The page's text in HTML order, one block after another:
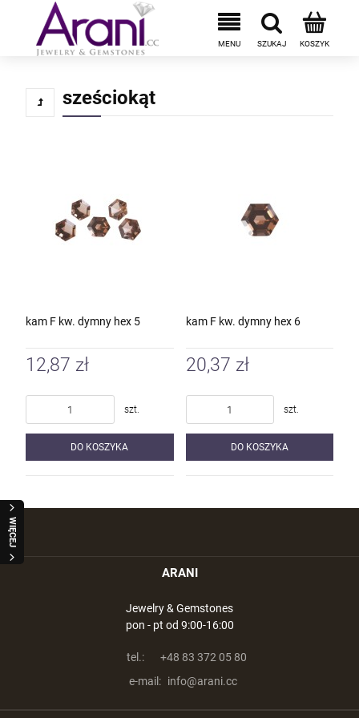
WIĘCEJ
sześciokąt
kam F kw. dymny hex 5
12,87 zł
szt.
DO KOSZYKA
kam F kw. dymny hex 6
20,37 zł
szt.
DO KOSZYKA
ARANI
Jewelry & Gemstones
pon - pt od 9:00-16:00
tel.:
+48 83 372 05 80
e-mail: info@arani.cc